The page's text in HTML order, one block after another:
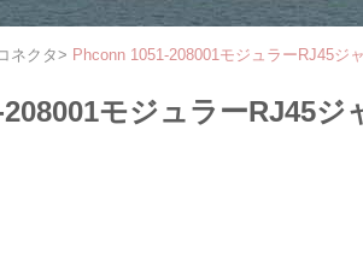
ネクタ> Phconn 1051-208001モジュラーRJ45ジ
モジュラーRJ45